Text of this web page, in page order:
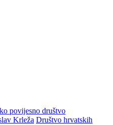
povijesno društvo
Krleža Društvo hrvatskih